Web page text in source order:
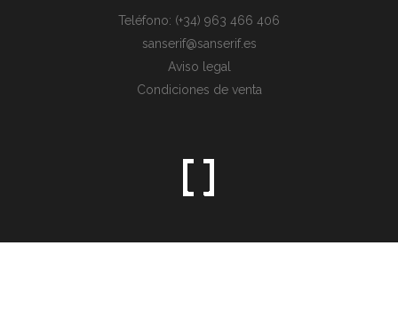
Teléfono: (+34) 963 466 406
sanserif@sanserif.es
Aviso legal
Condiciones de venta